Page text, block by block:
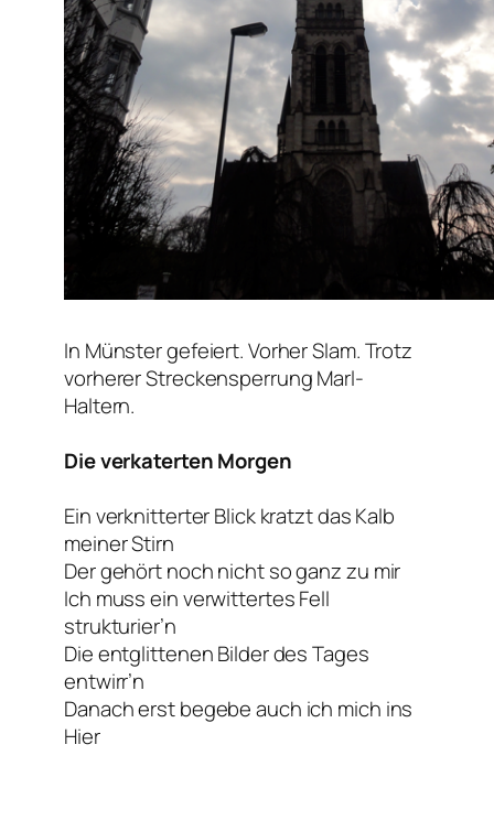
In Münster gefeiert. Vorher Slam. Trotz
vorherer Streckensperrung Marl-
Haltern.
Die verkaterten Morgen
Ein verknitterter Blick kratzt das Kalb
meiner Stirn
Der gehört noch nicht so ganz zu mir
Ich muss ein verwittertes Fell
strukturier’n
Die entglittenen Bilder des Tages
entwirr’n
Danach erst begebe auch ich mich ins
Hier